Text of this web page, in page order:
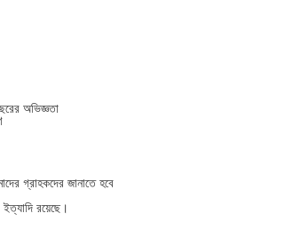
অভিজ্ঞতা
গ্রাহকদের জানাতে হবে
রয়েছে।